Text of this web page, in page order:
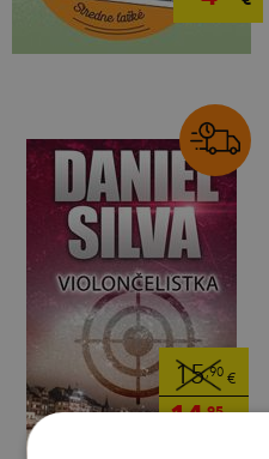
15,90€
14,95€